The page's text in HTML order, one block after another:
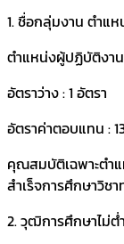
1. ชื่อกลุ่มงาน ตำแห
ตำแหน่งผู้ปฏิบัติงา
อัตราว่าง : 1 อัตรา
อัตราค่าตอบแทน :
คุณสมบัติเฉพาะตำ
สําเร็จการศึกษาวิช
2. วุฒิการศึกษาไม่